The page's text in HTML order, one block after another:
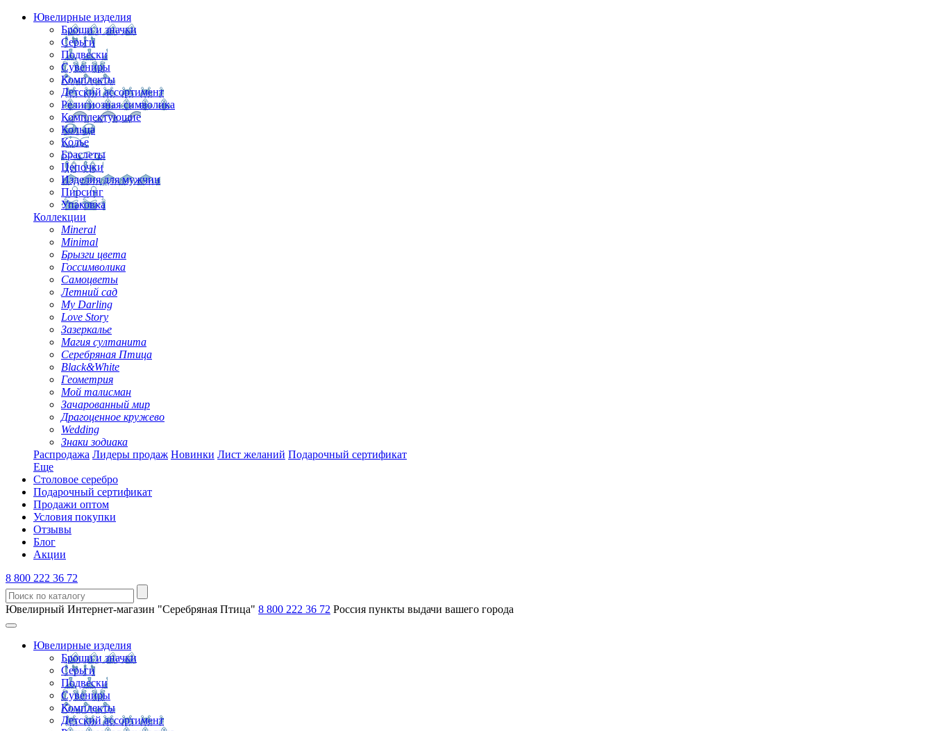
Ювелирные изделия
Броши и значки
Серьги
Подвески
Сувениры
Комплекты
Детский ассортимент
Религиозная символика
Комплектующие
Кольца
Колье
Браслеты
Цепочки
Изделия для мужчин
Пирсинг
Упаковка
Коллекции
Mineral
Minimal
Брызги цвета
Госсимволика
Самоцветы
Летний сад
My Darling
Love Story
Зазеркалье
Магия султанита
Серебряная Птица
Black&White
Геометрия
Мой талисман
Зачарованный мир
Драгоценное кружево
Wedding
Знаки зодиака
Распродажа Лидеры продаж Новинки Лист желаний Подарочный сертификат
Еще
Столовое серебро
Подарочный сертификат
Продажи оптом
Условия покупки
Отзывы
Блог
Акции
8 800 222 36 72
Ювелирный Интернет-магазин "Серебряная Птица" 8 800 222 36 72 Россия пункты выдачи вашего города
Ювелирные изделия
Броши и значки
Серьги
Подвески
Сувениры
Комплекты
Детский ассортимент